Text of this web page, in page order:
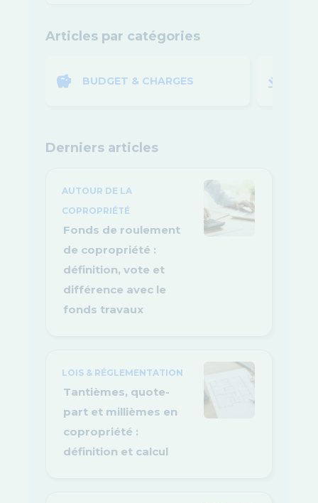
Articles par catégories
BUDGET & CHARGES
Derniers articles
AUTOUR DE LA
COPROPRIÉTÉ
Fonds de roulement
de copropriété :
définition, vote et
différence avec le
fonds travaux
LOIS & RÉGLEMENTATION
Tantièmes, quote-
part et millièmes en
copropriété :
définition et calcul